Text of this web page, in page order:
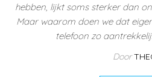
hebben, lijkt soms sterker dan
Maar waarom doen we dat
telefoon zo
Door